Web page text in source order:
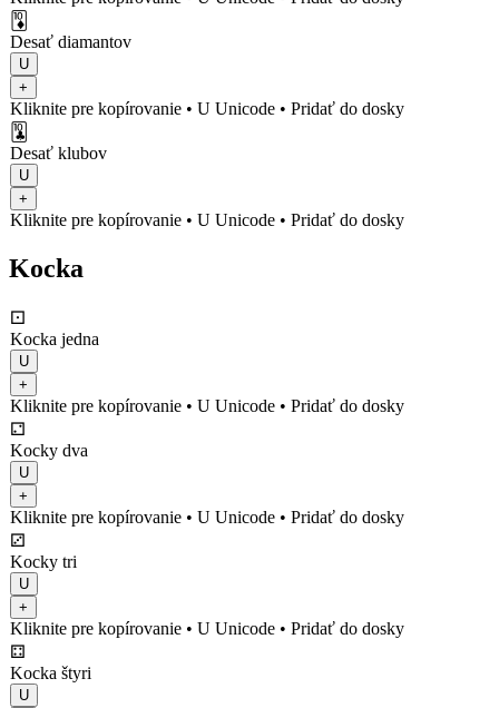
🃊
Desať diamantov
U
+
Kliknite pre kopírovanie • U Unicode • Pridať do dosky
🃚
Desať klubov
U
+
Kliknite pre kopírovanie • U Unicode • Pridať do dosky
Kocka
⚀
Kocka jedna
U
+
Kliknite pre kopírovanie • U Unicode • Pridať do dosky
⚁
Kocky dva
U
+
Kliknite pre kopírovanie • U Unicode • Pridať do dosky
⚂
Kocky tri
U
+
Kliknite pre kopírovanie • U Unicode • Pridať do dosky
⚃
Kocka štyri
U